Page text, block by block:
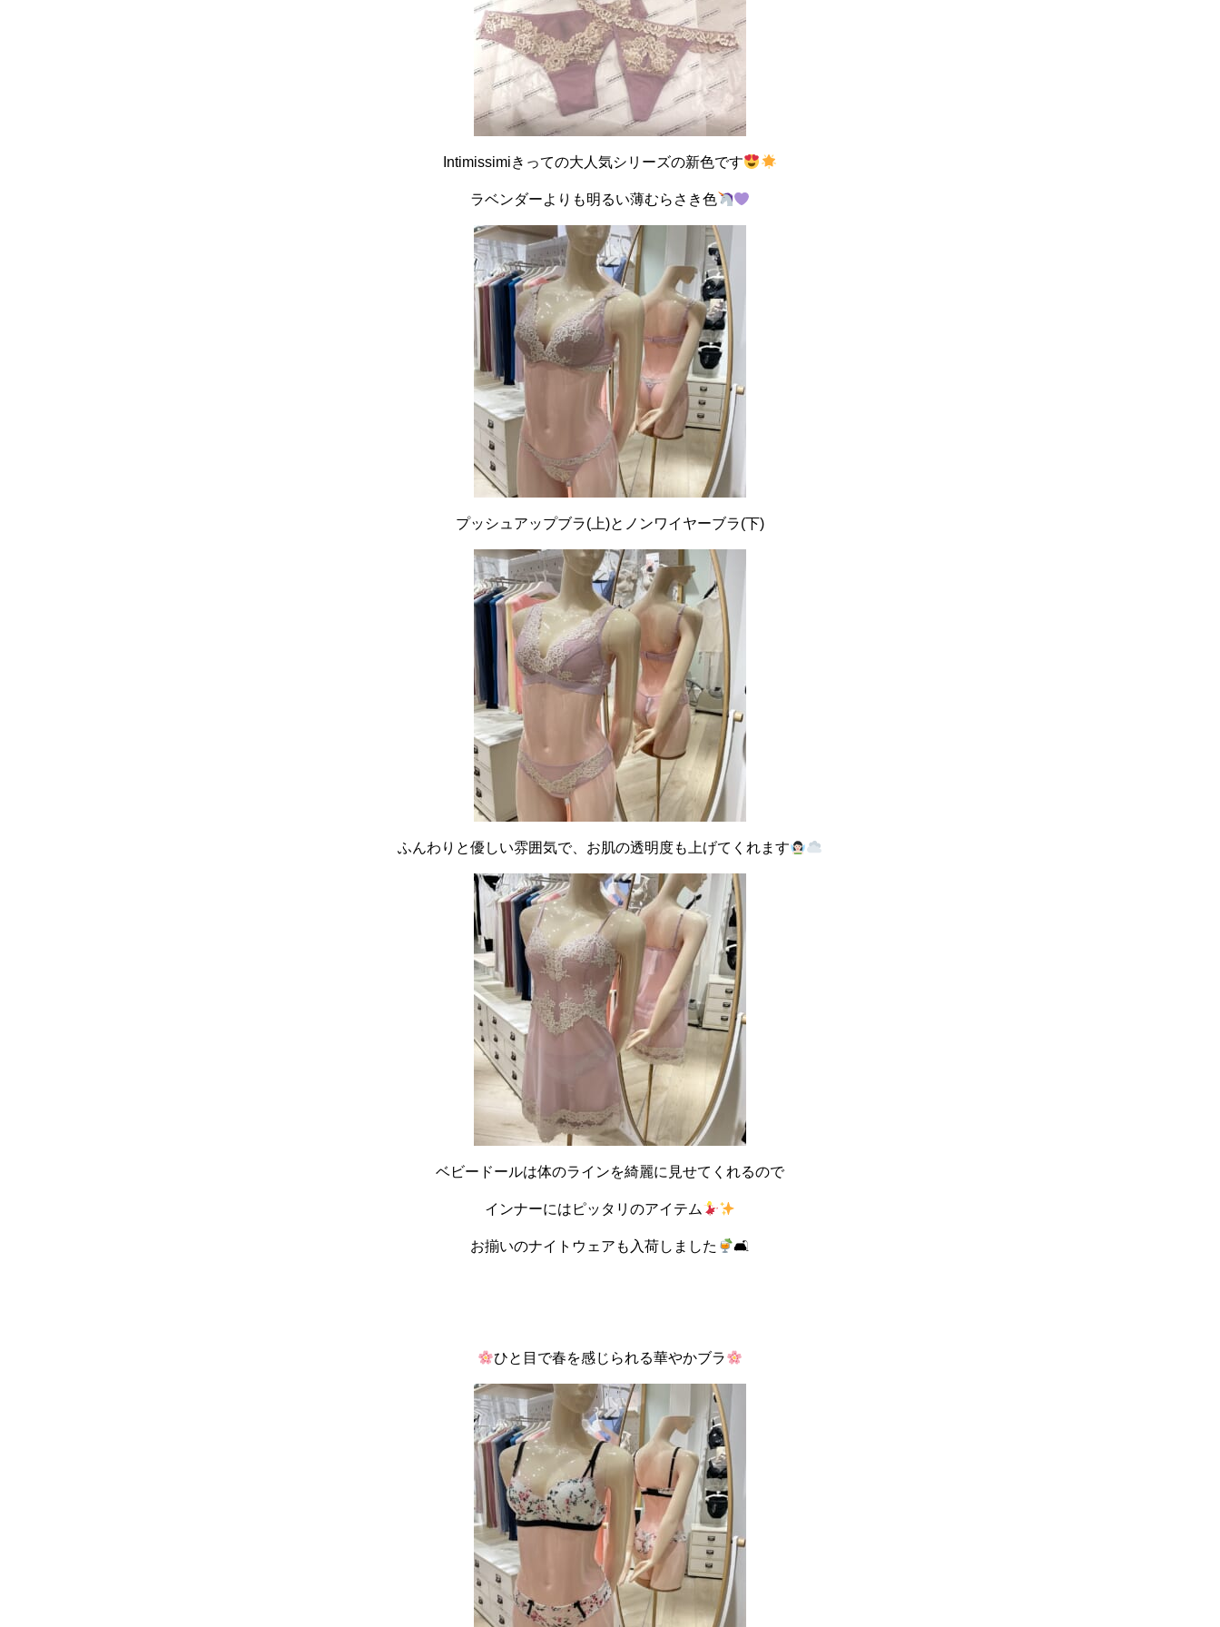
Intimissimiきっての大人気シリーズの新色です
ラベンダーよりも明るい薄むらさき色
プッシュアップブラ(上)とノンワイヤーブラ(下)
ふんわりと優しい雰囲気で、お肌の透明度も上げてくれます
ベビードールは体のラインを綺麗に見せてくれるので
インナーにはピッタリのアイテム
お揃いのナイトウェアも入荷しました 🛋
ひと目で春を感じられる華やかブラ